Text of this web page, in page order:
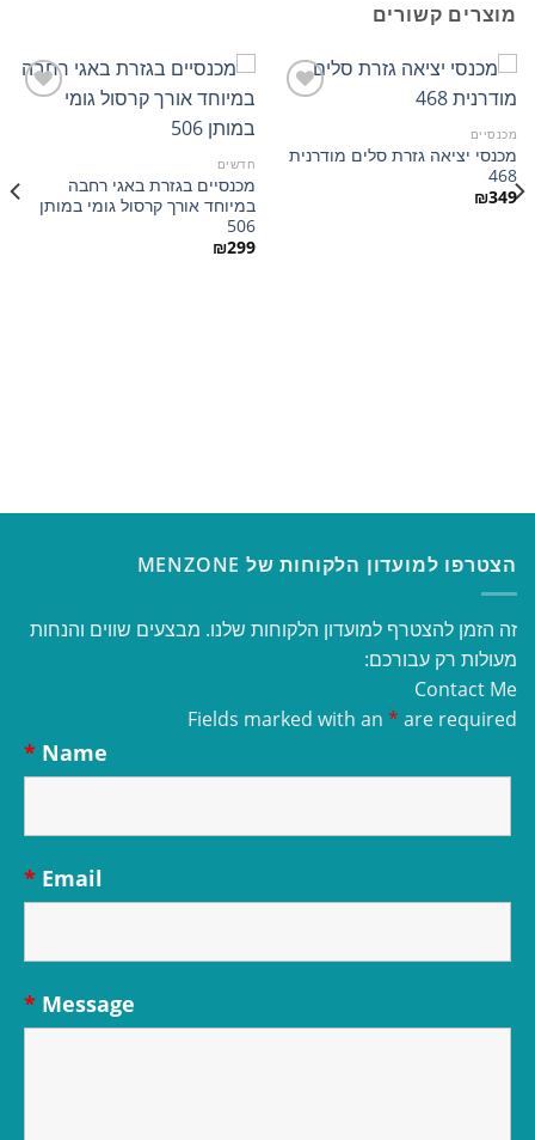
מוצרים קשורים
הוסף
מכנסיים
מכנסי יציאה גזרת סלים מודרנית
468
₪349
חדשים
מכנסיים בגזרת באגי רחבה
במיוחד אורך קרסול גומי במותן
506
₪299
הצטרפו למועדון הלקוחות של MENZONE
זה הזמן להצטרף למועדון הלקוחות שלנו. מבצעים שווים והנחות
מעולות רק עבורכם:
Contact Me
Fields marked with an * are required
Name
*
Email
*
Message
*